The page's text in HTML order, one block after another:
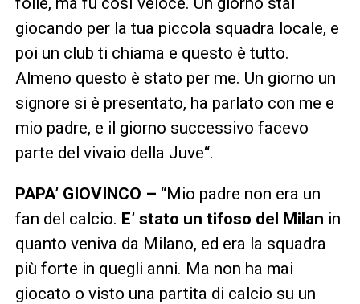
giocando per la tua piccola squadra locale, e
poi un club ti chiama e questo è tutto.
Almeno questo è stato per me. Un giorno un
signore si è presentato, ha parlato con me e
mio padre, e il giorno successivo facevo
parte del vivaio della Juve“.
PAPA’ GIOVINCO – “Mio padre non era un
fan del calcio. E’ stato un tifoso del Milan in
quanto veniva da Milano, ed era la squadra
più forte in quegli anni. Ma non ha mai
giocato o visto una partita di calcio su un